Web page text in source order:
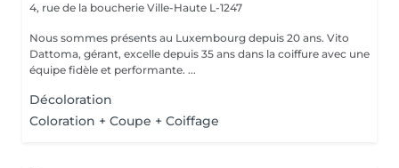
4, rue de la boucherie Ville-Haute L-1247
Nous sommes présents au Luxembourg depuis 20 ans. Vito
Dattoma, gérant, excelle depuis 35 ans dans la coiffure avec une
équipe fidèle et performante. ...
Décoloration
Coloration + Coupe + Coiffage